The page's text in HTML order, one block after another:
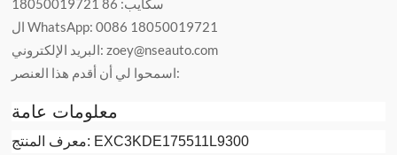
سكايب: 86 18050019721
ال WhatsApp: 0086 18050019721
البريد الإلكتروني: zoey@nseauto.com
اسمحوا لي أن أقدم هذا العنصر:
معلومات عامة
معرف المنتج: EXC3KDE175511L9300